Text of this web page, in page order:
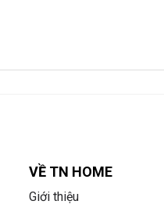
VỀ TN HOME
Giới thiệu